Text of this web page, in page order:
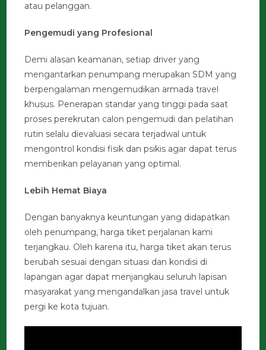
atau pelanggan.
Pengemudi yang Profesional
Demi alasan keamanan, setiap driver yang
mengantarkan penumpang merupakan SDM yang
berpengalaman mengemudikan armada travel
khusus. Penerapan standar yang tinggi pada saat
proses perekrutan calon pengemudi dan pelatihan
rutin selalu dievaluasi secara terjadwal untuk
mengontrol kondisi fisik dan psikis agar dapat terus
memberikan pelayanan yang optimal.
Lebih Hemat Biaya
Dengan banyaknya keuntungan yang didapatkan
oleh penumpang, harga tiket perjalanan kami
terjangkau. Oleh karena itu, harga tiket akan terus
berubah sesuai dengan situasi dan kondisi di
lapangan agar dapat menjangkau seluruh lapisan
masyarakat yang mengandalkan jasa travel untuk
pergi ke kota tujuan.